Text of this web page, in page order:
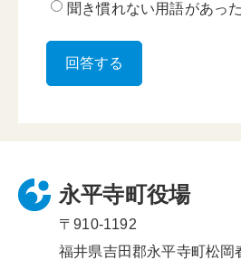
聞き慣れない用語があった
永平寺町役場
〒910-1192
福井県吉田郡永平寺町松岡